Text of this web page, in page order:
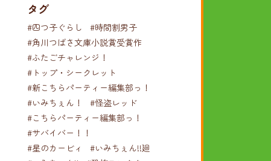
タグ
#四つ子ぐらし
#時間割男子
#角川つばさ文庫小説賞受賞作
#ふたごチャレンジ！
#トップ・シークレット
#新こちらパーティー編集部っ！
#いみちぇん！
#怪盗レッド
#こちらパーティー編集部っ！
#サバイバー！！
#星のカービィ
#いみちぇん!!廻